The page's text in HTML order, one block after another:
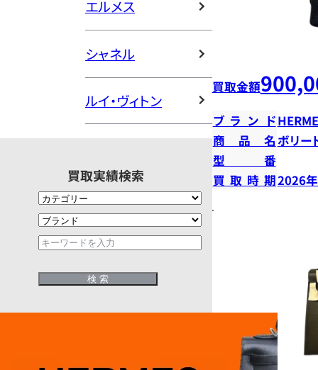
エルメス
シャネル
ルイ・ヴィトン
買取実績検索
買取金額
ブランド
商品名ボリー
型番
買取時期2026